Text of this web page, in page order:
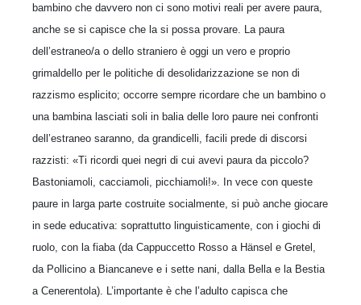
bambino che davvero non ci sono motivi reali per avere paura,
anche se si capisce che la si possa provare. La paura
dell’estraneo/a o dello straniero è oggi un vero e proprio
grimaldello per le politiche di desolidarizzazione se non di
razzismo esplicito; occorre sempre ricordare che un bambino o
una bambina lasciati soli in balia delle loro paure nei confronti
dell’estraneo saranno, da grandicelli, facili prede di discorsi
razzisti: «Ti ricordi quei negri di cui avevi paura da piccolo?
Bastoniamoli, cacciamoli, picchiamoli!». In vece con queste
paure in larga parte costruite socialmente, si può anche giocare
in sede educativa: soprattutto linguisticamente, con i giochi di
ruolo, con la fiaba (da Cappuccetto Rosso a Hänsel e Gretel,
da Pollicino a Biancaneve e i sette nani, dalla Bella e la Bestia
a Cenerentola). L’importante è che l’adulto capisca che